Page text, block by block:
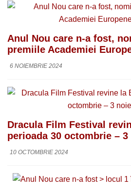
Anul Nou care n-a fost,
premiile Academiei
6 NOIEMBRIE 2024
Dracula Film Festival
perioada 30 octombrie –
10 OCTOMBRIE 2024